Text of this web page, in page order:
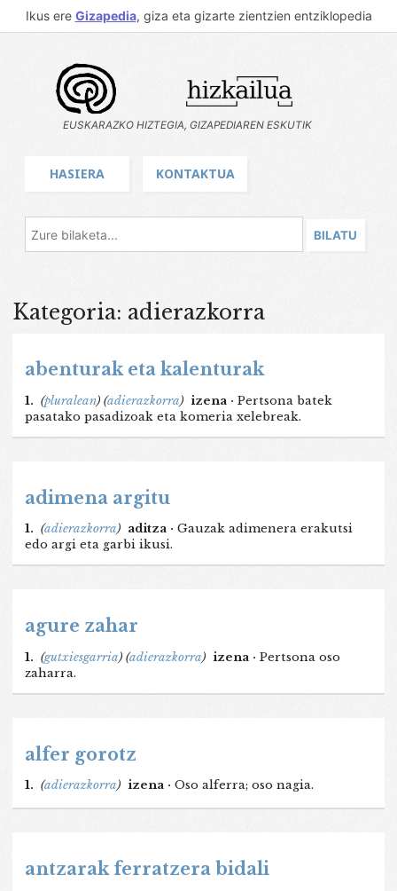
Ikus ere Gizapedia, giza eta gizarte zientzien entziklopedia
EUSKARAZKO HIZTEGIA, GIZAPEDIAREN ESKUTIK
HASIERA KONTAKTUA
Kategoria: adierazkorra
abenturak eta kalenturak
1. (pluralean) (adierazkorra) izena · Pertsona batek
pasatako pasadizoak eta komeria xelebreak.
adimena argitu
1. (adierazkorra) aditza · Gauzak adimenera erakutsi
edo argi eta garbi ikusi.
agure zahar
1. (gutxiesgarria) (adierazkorra) izena · Pertsona oso
zaharra.
alfer gorotz
1. (adierazkorra) izena · Oso alferra; oso nagia.
antzarak ferratzera bidali